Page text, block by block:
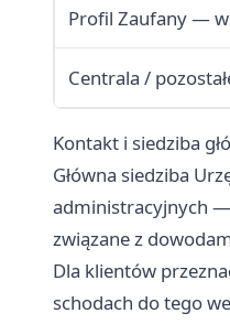
Profil Zaufany —
Centrala /
Kontakt i siedziba
Główna siedziba
administracyjnych —
związane z
Dla klientów
schodach do tego